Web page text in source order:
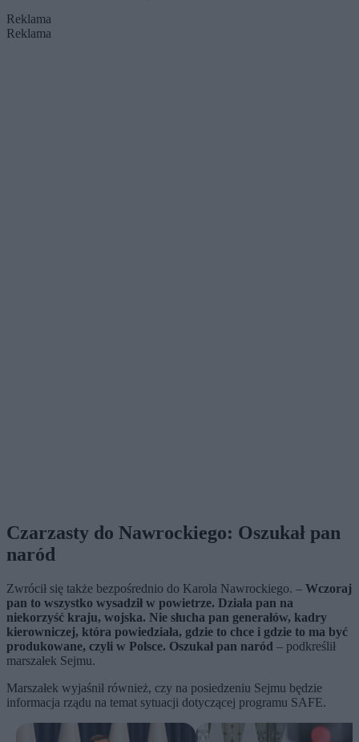
Reklama
Reklama
Czarzasty do Nawrockiego: Oszukał pan
naród
Zwrócił się także bezpośrednio do Karola Nawrockiego. – Wczoraj
pan to wszystko wysadził w powietrze. Działa pan na
niekorzyść kraju, wojska. Nie słucha pan generałów, kadry
kierowniczej, która powiedziała, gdzie to chce i gdzie to ma być
produkowane, czyli w Polsce. Oszukał pan naród – podkreślił
marszałek Sejmu.
Marszałek wyjaśnił również, czy na posiedzeniu Sejmu będzie
informacja rządu na temat sytuacji dotyczącej programu SAFE.